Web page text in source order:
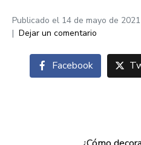
Publicado el 14 de mayo de 2021
Dejar un comentario
Facebook